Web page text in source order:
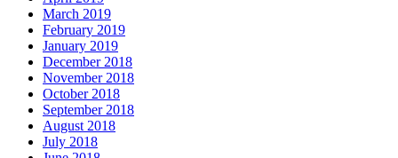
March 2019
February 2019
January 2019
December 2018
November 2018
October 2018
September 2018
August 2018
July 2018